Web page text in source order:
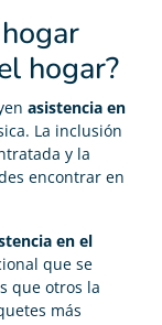
hogar?
asistencia en
La inclusión
y la
encontrar en
en el
que se
que otros la
más